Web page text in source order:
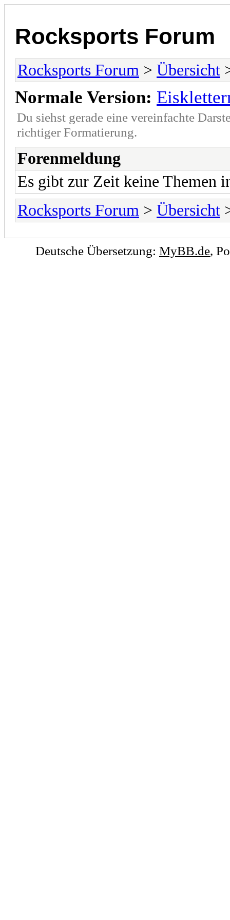
Rocksports Forum
Rocksports Forum > Übersicht
Normale Version:
Du siehst gerade eine vereinfachte
richtiger Formatierung.
Forenmeldung
Es gibt zur Zeit keine Themen
Rocksports Forum > Übersicht
Deutsche Übersetzung: MyBB.de,